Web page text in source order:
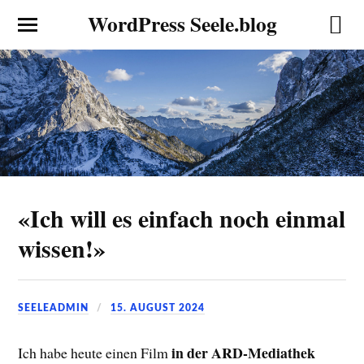
WordPress Seele.blog
«Ich will es einfach noch einmal
wissen!»
SEELEADMIN 15. AUGUST 2024
Ich habe heute einen Filmin der ARD-Mediathek